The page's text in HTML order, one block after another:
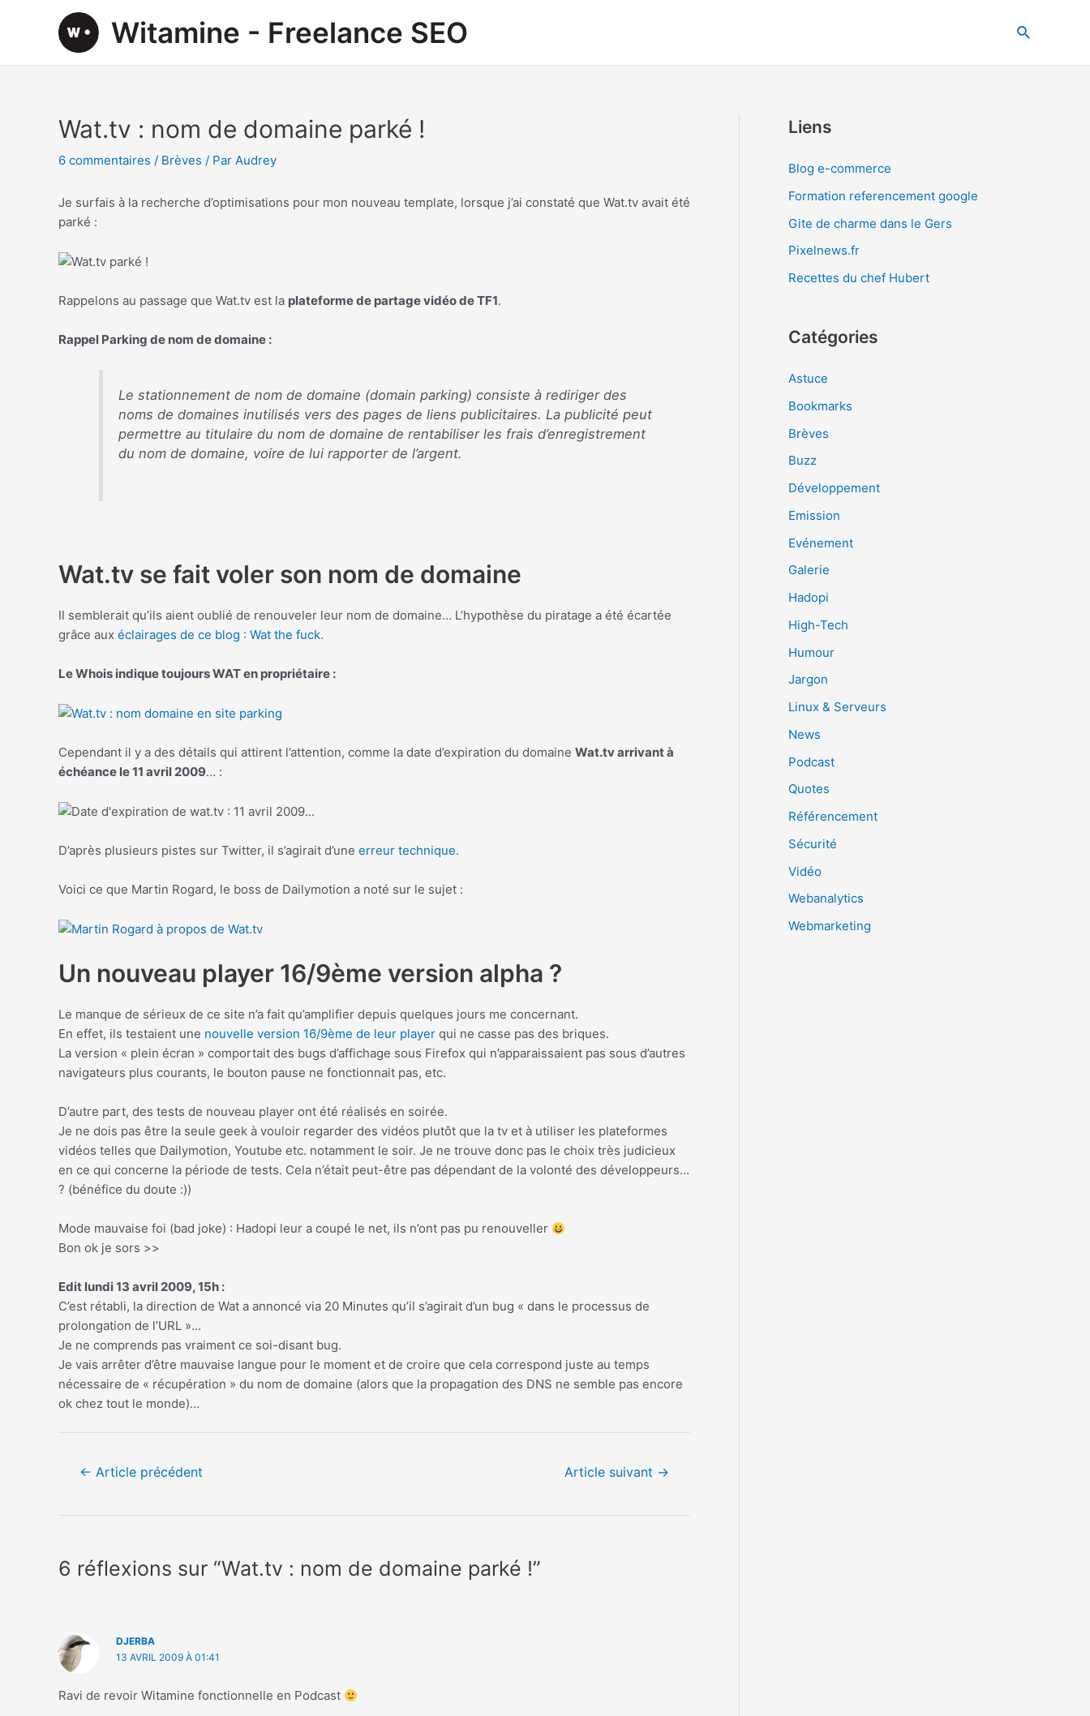
Witamine - Freelance SEO
Wat.tv : nom de domaine parké !
6 commentaires / Brèves / Par Audrey
Je surfais à la recherche d’optimisations pour mon nouveau template, lorsque j’ai constaté que Wat.tv avait été
parké :
Rappelons au passage que Wat.tv est la plateforme de partage vidéo de TF1.
Rappel Parking de nom de domaine :
Le stationnement de nom de domaine (domain parking) consiste à rediriger des
noms de domaines inutilisés vers des pages de liens publicitaires. La publicité peut
permettre au titulaire du nom de domaine de rentabiliser les frais d’enregistrement
du nom de domaine, voire de lui rapporter de l’argent.
Wat.tv se fait voler son nom de domaine
Il semblerait qu’ils aient oublié de renouveler leur nom de domaine… L’hypothèse du piratage a été écartée
grâce aux éclairages de ce blog : Wat the fuck.
Le Whois indique toujours WAT en propriétaire :
Cependant il y a des détails qui attirent l’attention, comme la date d’expiration du domaine Wat.tv arrivant à
échéance le 11 avril 2009… :
D’après plusieurs pistes sur Twitter, il s’agirait d’une erreur technique.
Voici ce que Martin Rogard, le boss de Dailymotion a noté sur le sujet :
Un nouveau player 16/9ème version alpha ?
Le manque de sérieux de ce site n’a fait qu’amplifier depuis quelques jours me concernant.
En effet, ils testaient une nouvelle version 16/9ème de leur player qui ne casse pas des briques.
La version « plein écran » comportait des bugs d’affichage sous Firefox qui n’apparaissaient pas sous d’autres
navigateurs plus courants, le bouton pause ne fonctionnait pas, etc.
D’autre part, des tests de nouveau player ont été réalisés en soirée.
Je ne dois pas être la seule geek à vouloir regarder des vidéos plutôt que la tv et à utiliser les plateformes
vidéos telles que Dailymotion, Youtube etc. notamment le soir. Je ne trouve donc pas le choix très judicieux
en ce qui concerne la période de tests. Cela n’était peut-être pas dépendant de la volonté des développeurs…
? (bénéfice du doute :))
Mode mauvaise foi (bad joke) : Hadopi leur a coupé le net, ils n’ont pas pu renouveller
Bon ok je sors >>
Edit lundi 13 avril 2009, 15h :
C’est rétabli, la direction de Wat a annoncé via 20 Minutes qu’il s’agirait d’un bug « dans le processus de
prolongation de l’URL »…
Je ne comprends pas vraiment ce soi-disant bug.
Je vais arrêter d’être mauvaise langue pour le moment et de croire que cela correspond juste au temps
nécessaire de « récupération » du nom de domaine (alors que la propagation des DNS ne semble pas encore
ok chez tout le monde)…
Navigation
← Article précédent Article suivant →
6 réflexions sur “Wat.tv : nom de domaine parké !”
DJERBA
13 AVRIL 2009 À 01:41
Ravi de revoir Witamine fonctionnelle en Podcast
Liens
Blog e-commerce
Formation referencement google
Gite de charme dans le Gers
Pixelnews.fr
Recettes du chef Hubert
Catégories
Astuce
Bookmarks
Brèves
Buzz
Développement
Emission
Evénement
Galerie
Hadopi
High-Tech
Humour
Jargon
Linux & Serveurs
News
Podcast
Quotes
Référencement
Sécurité
Vidéo
Webanalytics
Webmarketing